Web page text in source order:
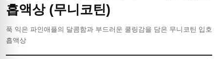
흡액상 (무니코틴)
푹 익은 파인애플의 달콤함과 부드러운 쿨링감을 담은 무니코틴 입호
흡액상